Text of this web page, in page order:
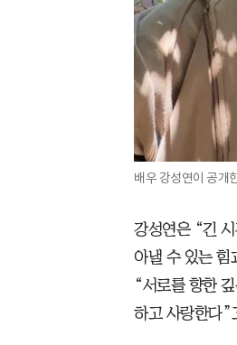
배우 강성연이 공개
강성연은 “긴
아낼 수 있는 힘
“서로를 향한
하고 사랑한다”